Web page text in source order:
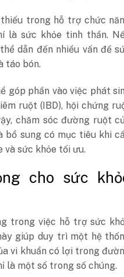
trong hỗ trợ chức
là sức khỏe tinh thần.
dẫn đến nhiều vấn đề
táo bón.
góp phần vào việc phát
ruột (IBD), hội chứng
chăm sóc đường ruột
bổ sung có mục tiêu khi
sức khỏe tối ưu.
cho sức
trong việc hỗ trợ sức
giúp duy trì một hệ
vi khuẩn có lợi trong
là một số trong số chúng.